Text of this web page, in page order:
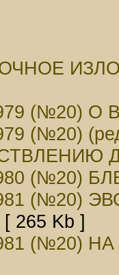
(№20)
(№20)
(№20)
(№20)
[ 265 Kb ]
(№20)